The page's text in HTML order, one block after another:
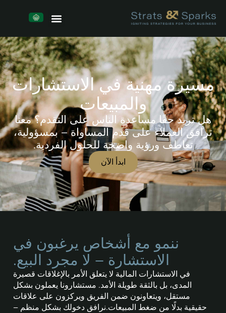
مسيرة مهنية في الاستشارات
والمبيعات
هل تريد حقًا مساعدة الناس على التقدم؟ معنا
ترافق العملاء على قدم المساواة – بمسؤولية،
تعاطف ورؤية واضحة للحلول الفردية.
ابدأ الآن
ننمو مع أشخاص يرغبون في
الاستشارة – لا مجرد البيع.
في الاستشارات المالية لا يتعلق الأمر بالإغلاقات قصيرة
المدى، بل بالثقة طويلة الأمد. مستشارونا يعملون بشكل
مستقل، ويتعاونون ضمن الفريق ويركزون على علاقات
حقيقية بدلًا من ضغط المبيعات.نرافق دخولك بشكل منظم –